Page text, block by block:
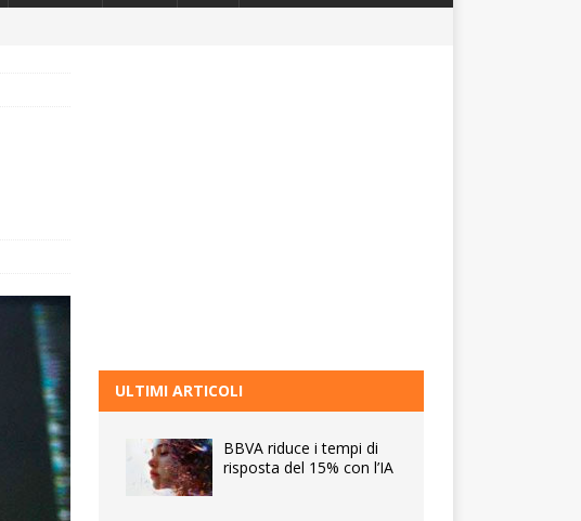
ULTIMI ARTICOLI
BBVA riduce i tempi di
risposta del 15% con l’IA